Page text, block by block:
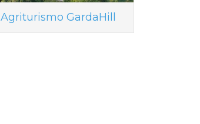
Agriturismo GardaHill